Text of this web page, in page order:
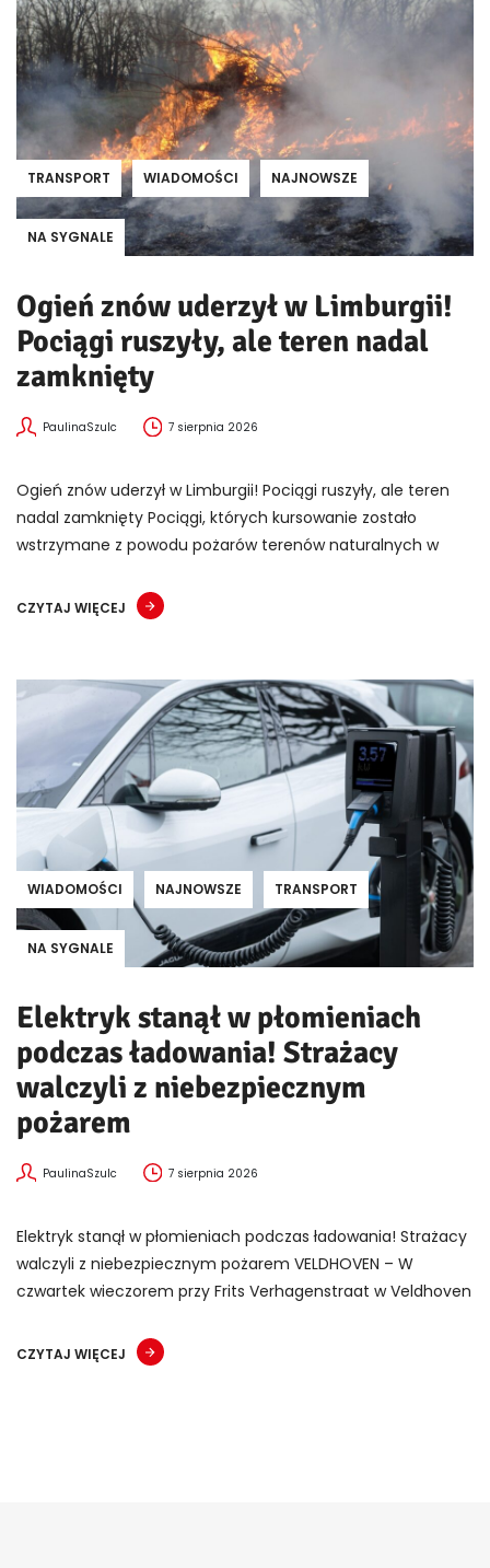
TRANSPORT WIADOMOŚCI NAJNOWSZE
NA SYGNALE
Ogień znów uderzył w Limburgii!
Pociągi ruszyły, ale teren nadal
zamknięty
PaulinaSzulc 7 sierpnia 2026
Ogień znów uderzył w Limburgii! Pociągi ruszyły, ale teren
nadal zamknięty Pociągi, których kursowanie zostało
wstrzymane z powodu pożarów terenów naturalnych w
CZYTAJ WIĘCEJ
WIADOMOŚCI NAJNOWSZE TRANSPORT
NA SYGNALE
Elektryk stanął w płomieniach
podczas ładowania! Strażacy
walczyli z niebezpiecznym
pożarem
PaulinaSzulc 7 sierpnia 2026
Elektryk stanął w płomieniach podczas ładowania! Strażacy
walczyli z niebezpiecznym pożarem VELDHOVEN – W
czwartek wieczorem przy Frits Verhagenstraat w Veldhoven
CZYTAJ WIĘCEJ